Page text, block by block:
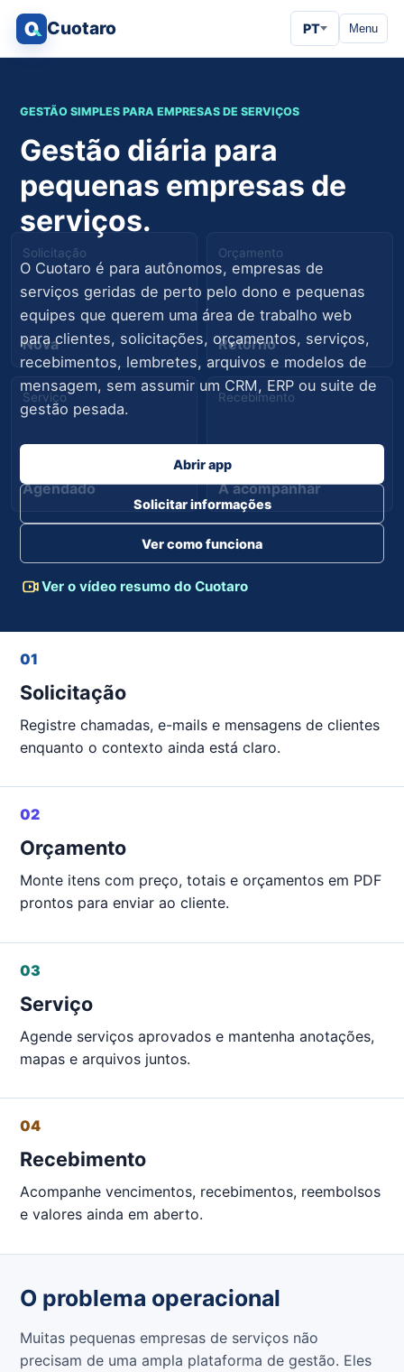
Cuotaro PT Menu
Solicitação
Nova
Orçamento
Retorno
Serviço
Agendado
Recebimento
A acompanhar
GESTÃO SIMPLES PARA EMPRESAS DE SERVIÇOS
Gestão diária para
pequenas empresas de
serviços.
O Cuotaro é para autônomos, empresas de
serviços geridas de perto pelo dono e pequenas
equipes que querem uma área de trabalho web
para clientes, solicitações, orçamentos, serviços,
recebimentos, lembretes, arquivos e modelos de
mensagem, sem assumir um CRM, ERP ou suite de
gestão pesada.
Abrir app
Solicitar informações
Ver como funciona
Ver o vídeo resumo do Cuotaro
01
Solicitação
Registre chamadas, e-mails e mensagens de clientes
enquanto o contexto ainda está claro.
02
Orçamento
Monte itens com preço, totais e orçamentos em PDF
prontos para enviar ao cliente.
03
Serviço
Agende serviços aprovados e mantenha anotações,
mapas e arquivos juntos.
04
Recebimento
Acompanhe vencimentos, recebimentos, reembolsos
e valores ainda em aberto.
O problema operacional
Muitas pequenas empresas de serviços não
precisam de uma ampla plataforma de gestão. Eles